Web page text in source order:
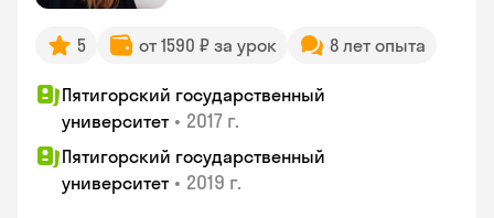
5 от 1590 ₽ за урок 8 лет опыта
Пятигорский государственный
университет • 2017 г.
Пятигорский государственный
университет • 2019 г.